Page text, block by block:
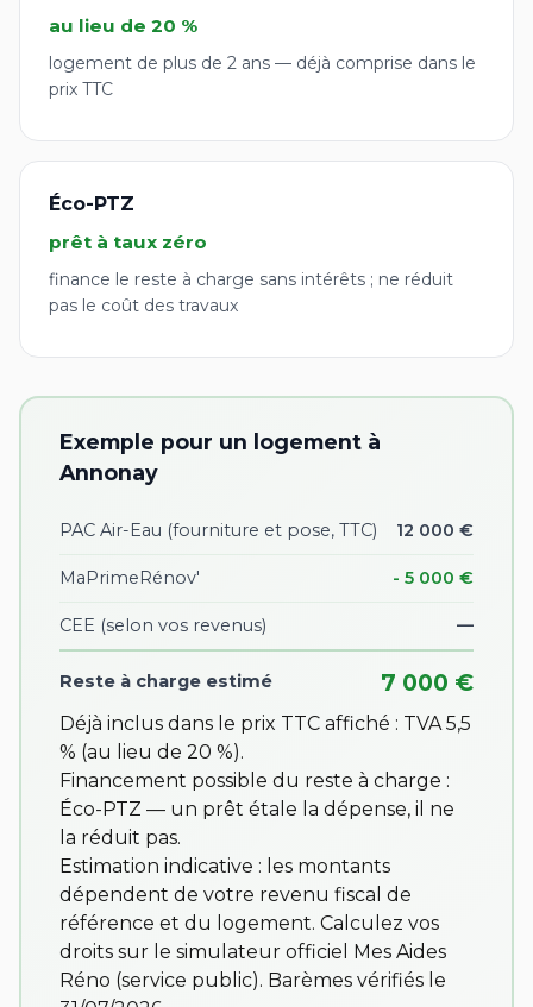
au lieu de 20 %
logement de plus de 2 ans — déjà comprise dans le
prix TTC
Éco-PTZ
prêt à taux zéro
finance le reste à charge sans intérêts ; ne réduit
pas le coût des travaux
Exemple pour un logement à
Annonay
PAC Air-Eau (fourniture et pose, TTC) 12 000 €
MaPrimeRénov' - 5 000 €
CEE (selon vos revenus) —
Reste à charge estimé 7 000 €
Déjà inclus dans le prix TTC affiché : TVA 5,5
% (au lieu de 20 %).
Financement possible du reste à charge :
Éco-PTZ — un prêt étale la dépense, il ne
la réduit pas.
Estimation indicative : les montants
dépendent de votre revenu fiscal de
référence et du logement. Calculez vos
droits sur le simulateur officiel Mes Aides
Réno (service public). Barèmes vérifiés le